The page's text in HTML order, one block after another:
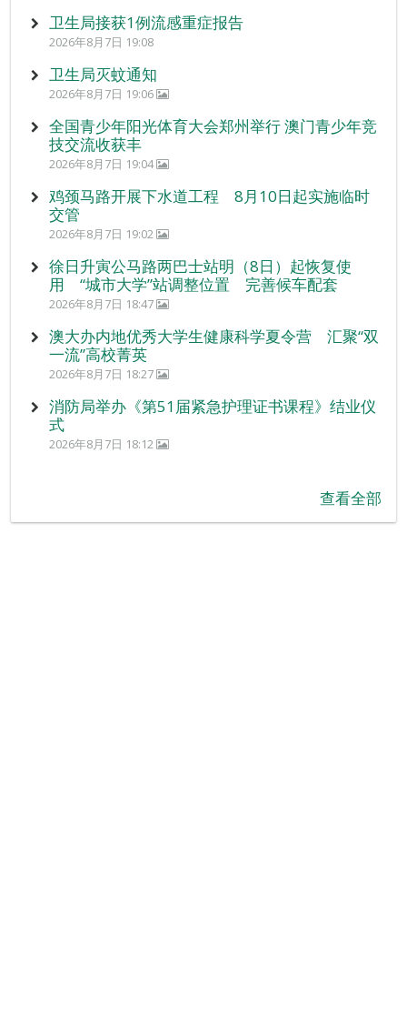
卫生局接获1例流感重症报告
2026年8月7日 19:08
卫生局灭蚊通知
2026年8月7日 19:06
全国青少年阳光体育大会郑州举行 澳门青少年竞
技交流收获丰
2026年8月7日 19:04
鸡颈马路开展下水道工程 8月10日起实施临时
交管
2026年8月7日 19:02
徐日升寅公马路两巴士站明（8日）起恢复使
用 “城市大学”站调整位置 完善候车配套
2026年8月7日 18:47
澳大办内地优秀大学生健康科学夏令营 汇聚“双
一流”高校菁英
2026年8月7日 18:27
消防局举办《第51届紧急护理证书课程》结业仪
式
2026年8月7日 18:12
查看全部